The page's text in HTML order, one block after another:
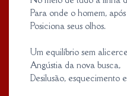
Para onde o homem,
Posiciona seus olhos.
Um equilíbrio sem
Angústia da nova busca,
Desilusão, esquecimento